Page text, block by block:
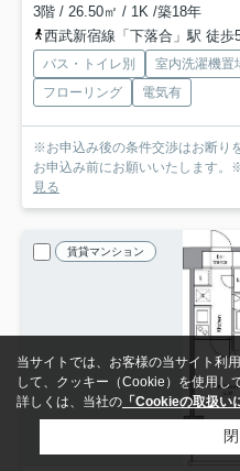
3階 / 26.50㎡ / 1K /築18年
西武新宿線「下落合」駅 徒歩
バス・トイレ別 室内洗濯機置
フローリング
電気有
※お申込み後の条件交渉はお断り
お申込み前にお願いいたします
見る
賃貸マンション
当サイトでは、お客様の当サイト利
して、クッキー（Cookie）を使用し
詳しくは、当社の 「Cookieの取扱い